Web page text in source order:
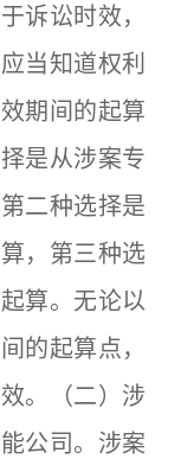
讼时效，
当知道权利
期间的起算
是从涉案专
二种选择是
，第三种选
算。无论以
的起算点，
。（二）涉
公司。涉案